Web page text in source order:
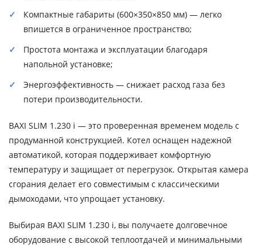
Компактные габариты (600×350×850 мм) — легко
впишется в ограниченное пространство;
Простота монтажа и эксплуатации благодаря
напольной установке;
Энергоэффективность — снижает расход газа без
потери производительности.
BAXI SLIM 1.230 i — это проверенная временем модель с
продуманной конструкцией. Котел оснащен надежной
автоматикой, которая поддерживает комфортную
температуру и защищает от перегрузок. Открытая камера
сгорания делает его совместимым с классическими
дымоходами, что упрощает установку.
Выбирая BAXI SLIM 1.230 i, вы получаете долговечное
оборудование с высокой теплоотдачей и минимальными